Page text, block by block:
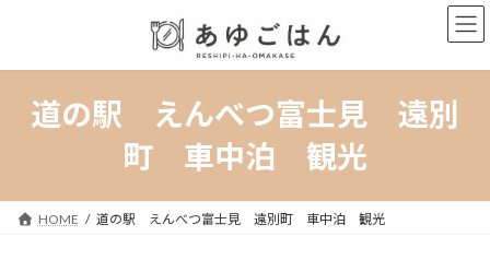
ン
プ
ー
動
道の駅 えんべつ富士見 遠別
町 車中泊 観光
HOME 道の駅 えんべつ富士見 遠別町 車中泊 観光